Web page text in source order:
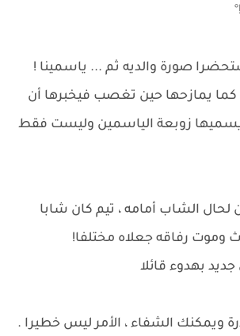
صورة والديه ثم ... ياسمينا !
كما يمازحها حين تغصب فيخبرها أن
يسميها زوبعة الياسمين وليست فقط
لحال الشاب أمامه ، تيم كان شابا
وموت رفاقه جعلاه مختلفا!
بهدوء قائلا
ويمكنك الشفاء ، الأمر ليس خطيرا .